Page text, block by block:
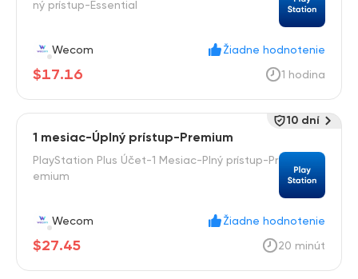
ný prístup-Essential
Wecom Žiadne hodnotenie
$17.16 1 hodina
1 mesiac-Úplný prístup-Premium
PlayStation Plus Účet-1 Mesiac-Plný prístup-Pr
emium
Wecom Žiadne hodnotenie
$27.45 20 minút
10 dní